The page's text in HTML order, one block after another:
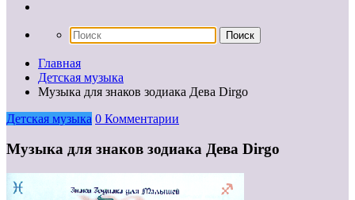
Главная
Детская музыка
Музыка для знаков зодиака Дева Dirgo
Детская музыка 0 Комментарии
Музыка для знаков зодиака Дева Dirgo